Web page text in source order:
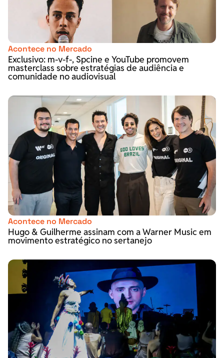
Acontece no Mercado
Exclusivo: m-v-f-, Spcine e YouTube promovem
masterclass sobre estratégias de audiência e
comunidade no audiovisual
Acontece no Mercado
Hugo & Guilherme assinam com a Warner Music em
movimento estratégico no sertanejo